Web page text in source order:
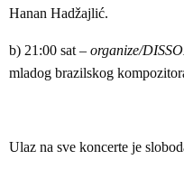
Hanan Hadžajlić.
b) 21:00 sat – organize/
mladog brazilskog
Ulaz na sve koncerte je